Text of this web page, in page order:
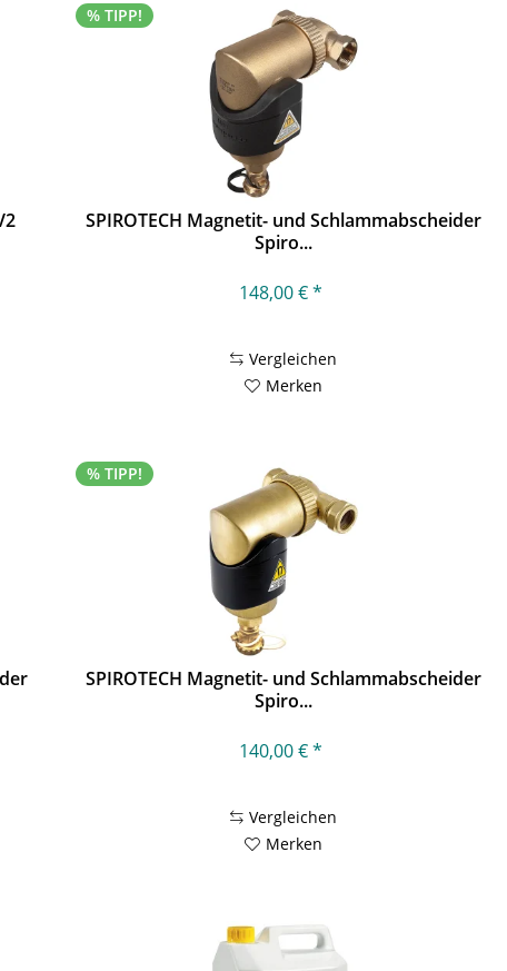
% TIPP!
SPIROTECH Magnetit- und Schlammabscheider
Spiro...
148,00 € *
Vergleichen
Merken
% TIPP!
SPIROTECH Magnetit- und Schlammabscheider
Spiro...
140,00 € *
Vergleichen
Merken